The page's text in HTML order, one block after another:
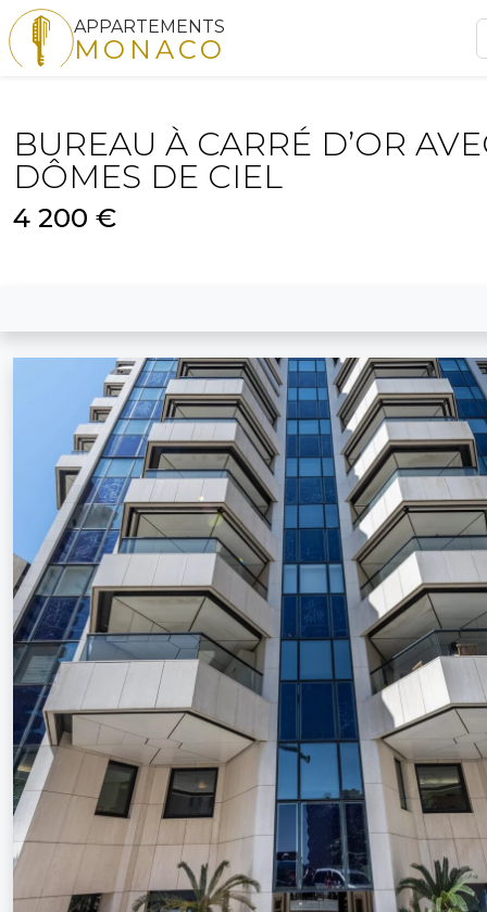
APPARTEMENTS
MONACO
BUREAU À CARRÉ D’OR
DÔMES DE CIEL
4 200 €